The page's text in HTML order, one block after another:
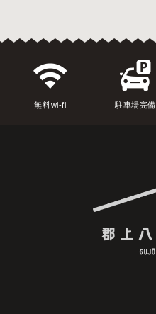
無料wi-fi 駐車場完備